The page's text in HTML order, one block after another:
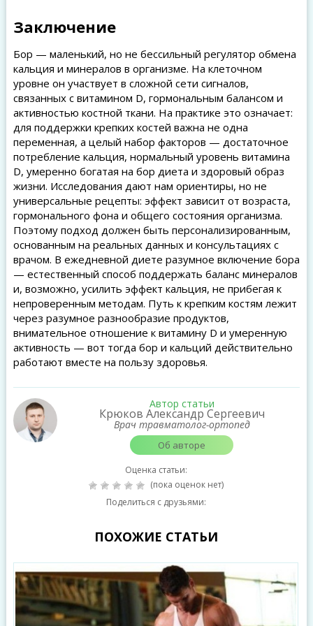
Заключение
Бор — маленький, но не бессильный регулятор обмена
кальция и минералов в организме. На клеточном
уровне он участвует в сложной сети сигналов,
связанных с витамином D, гормональным балансом и
активностью костной ткани. На практике это означает:
для поддержки крепких костей важна не одна
переменная, а целый набор факторов — достаточное
потребление кальция, нормальный уровень витамина
D, умеренно богатая на бор диета и здоровый образ
жизни. Исследования дают нам ориентиры, но не
универсальные рецепты: эффект зависит от возраста,
гормонального фона и общего состояния организма.
Поэтому подход должен быть персонализированным,
основанным на реальных данных и консультациях с
врачом. В ежедневной диете разумное включение бора
— естественный способ поддержать баланс минералов
и, возможно, усилить эффект кальция, не прибегая к
непроверенным методам. Путь к крепким костям лежит
через разумное разнообразие продуктов,
внимательное отношение к витамину D и умеренную
активность — вот тогда бор и кальций действительно
работают вместе на пользу здоровья.
Автор статьи
Крюков Александр Сергеевич
Врач травматолог-ортопед
Об авторе
Оценка статьи:
(пока оценок нет)
Поделиться с друзьями:
ПОХОЖИЕ СТАТЬИ